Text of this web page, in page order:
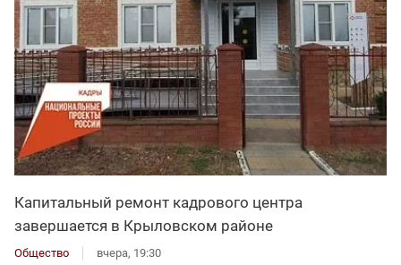
Капитальный ремонт кадрового центра
завершается в Крыловском районе
Общество вчера, 19:30